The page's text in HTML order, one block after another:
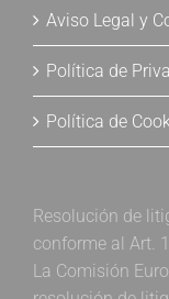
Aviso Legal y
Política de
Política de
Resolución de
conforme al Art.
La Comisión